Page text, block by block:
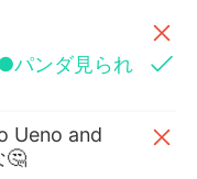
パンダ見られ
Ueno and
🤔